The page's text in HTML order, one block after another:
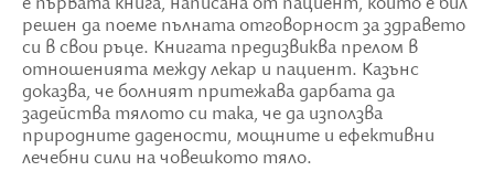
решен да поеме пълната отговорност за здравето
си в свои ръце. Книгата предизвиква прелом в
отношенията между лекар и пациент. Казънс
доказва, че болният притежава дарбата да
задейства тялото си така, че да използва
природните дадености, мощните и ефективни
лечебни сили на човешкото тяло.